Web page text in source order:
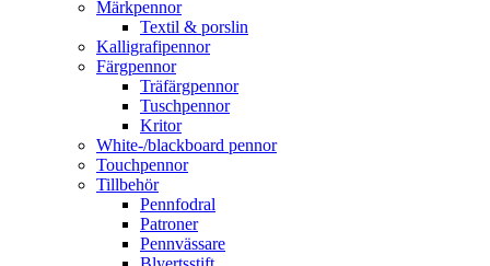
Märkpennor
Textil & porslin
Kalligrafipennor
Färgpennor
Träfärgpennor
Tuschpennor
Kritor
White-/blackboard pennor
Touchpennor
Tillbehör
Pennfodral
Patroner
Pennvässare